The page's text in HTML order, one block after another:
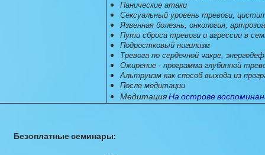
Панические атаки
Сексуальный уровень тревоги,
Язвенная болезнь, онкология,
Пути сброса тревоги и агрессии в
Подростковый нигилизм
Тревога по сердечной чакре,
Ожирение - программа глубинной
Альтруизм как способ выхода из
После медитации
МедитацияНа острове
Безоплатные семинары: